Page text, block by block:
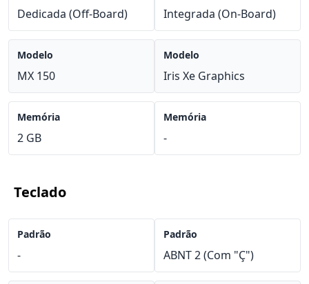
Dedicada (Off-Board)
Modelo
MX 150
Memória
2 GB
Integrada (On-Board)
Modelo
Iris Xe Graphics
Memória
-
Teclado
Padrão
-
Padrão
ABNT 2 (Com "Ç")